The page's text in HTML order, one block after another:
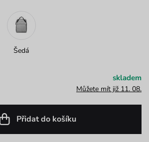
Šedá
skladem
Můžete mít již 11. 08.
Přidat do košíku